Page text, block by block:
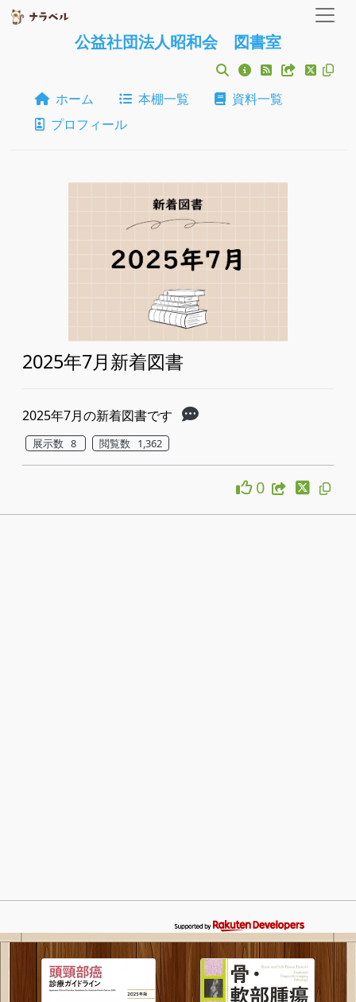
公益社団法人昭和会 図書室
ホーム 本棚一覧
資料一覧
プロフィール
2025年7月新着図書
2025年7月の新着図書です
展示数 8 閲覧数 1,362
0